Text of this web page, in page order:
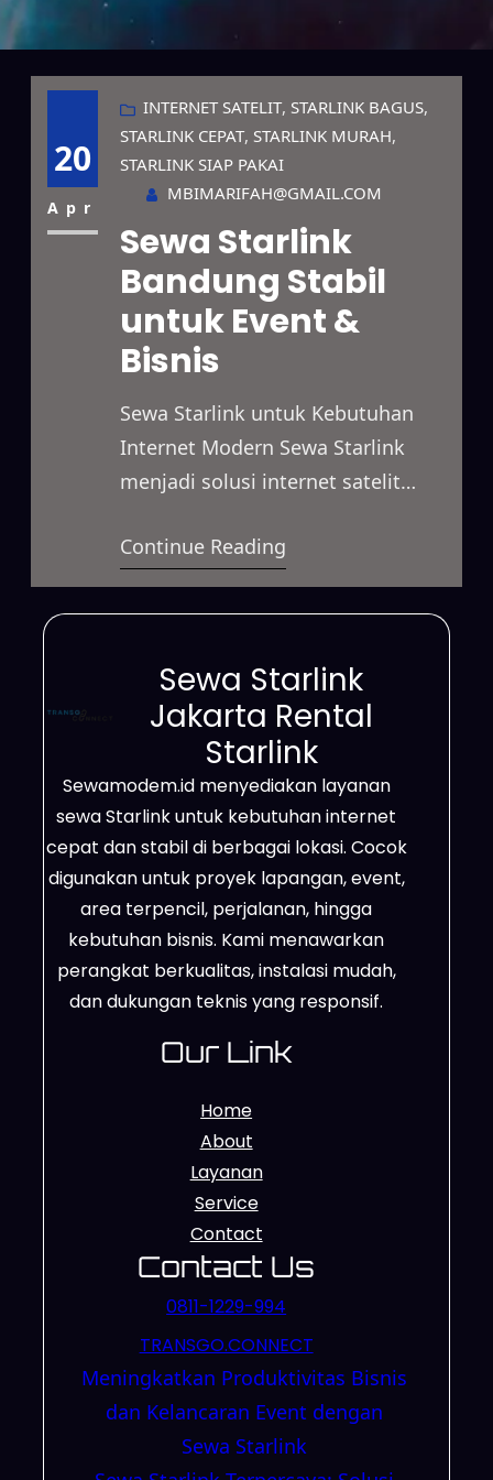
20
Apr
INTERNET SATELIT, STARLINK BAGUS
STARLINK CEPAT, STARLINK MURAH
STARLINK SIAP PAKAI
MBIMARIFAH@GMAIL.COM
Sewa Starlink
Bandung Stabil
untuk Event &
Bisnis
Sewa Starlink untuk Kebutuhan
Internet Modern Sewa Starlink
menjadi solusi internet satelit
memenuhi berbagai kebutuhan
modern. Layanan ini dapat
digunakan untuk aktivitas bisnis,
penggunaan pribadi. Selain itu,
Starlink sangat efektif menjangkau
daerah terpencil, lokasi dengan
sinyal terbatas, area
pertambangan, perkebunan, serta
wilayah yang belum terlayani
jaringan fiber…
Continue Reading
Sewa Starlink
Jakarta Rental
Starlink
Sewamodem.id menyediakan layanan
sewa Starlink untuk kebutuhan internet
cepat dan stabil di berbagai lokasi. Cocok
digunakan untuk proyek lapangan, event,
area terpencil, perjalanan, hingga
kebutuhan bisnis. Kami menawarkan
perangkat berkualitas, instalasi mudah,
dan dukungan teknis yang responsif.
Our Link
Home
About
Layanan
Service
Contact
Contact Us
0811-1229-994
TRANSGO.CONNECT
Meningkatkan Produktivitas Bisnis
dan Kelancaran Event dengan
Sewa Starlink